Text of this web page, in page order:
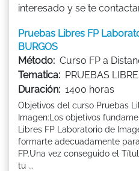
interesado y se te
Pruebas Libres FP
BURGOS
Método: Curso FP a
Tematica: PRUEBAS
Duración: 1400 horas
Objetivos del curso Pruebas
Imagen:Los objetivos
Libres FP Laboratorio de
formarte adecuadamente
FP.Una vez conseguido el
tu ...